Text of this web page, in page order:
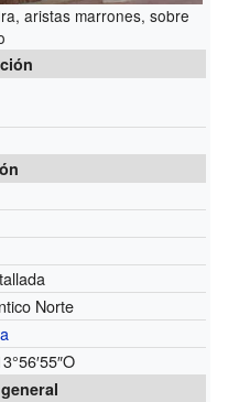
aristas marrones, sobre
Norte